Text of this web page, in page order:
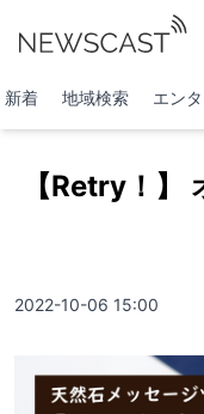
新着 地域検索 エン
【Retry！】
2022-10-06 15:00